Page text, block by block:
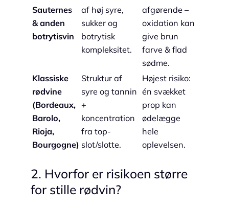
Sauternes
& anden
botrytisvin
af høj syre,
sukker og
botrytisk
kompleksitet.
afgørende –
oxidation kan
give brun
farve & flad
sødme.
Klassiske
rødvine
(Bordeaux,
Barolo,
Rioja,
Bourgogne)
Struktur af
syre og tannin
+
koncentration
fra top-
slot/slotte.
Højest risiko:
én svækket
prop kan
ødelægge
hele
oplevelsen.
2. Hvorfor er risikoen større
for stille rødvin?